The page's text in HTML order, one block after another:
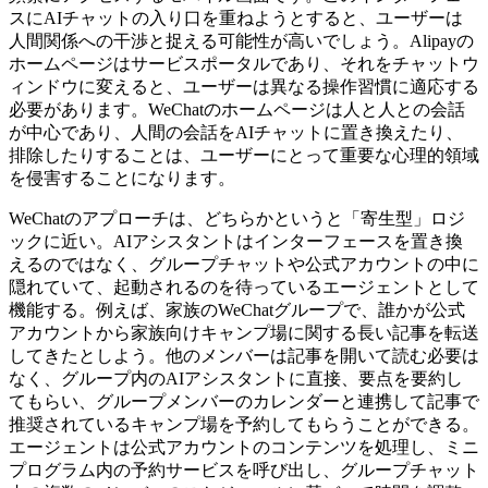
スにAIチャットの入り口を重ねようとすると、ユーザーは
人間関係への干渉と捉える可能性が高いでしょう。Alipayの
ホームページはサービスポータルであり、それをチャットウ
ィンドウに変えると、ユーザーは異なる操作習慣に適応する
必要があります。WeChatのホームページは人と人との会話
が中心であり、人間の会話をAIチャットに置き換えたり、
排除したりすることは、ユーザーにとって重要な心理的領域
を侵害することになります。
WeChatのアプローチは、どちらかというと「寄生型」ロジ
ックに近い。AIアシスタントはインターフェースを置き換
えるのではなく、グループチャットや公式アカウントの中に
隠れていて、起動されるのを待っているエージェントとして
機能する。例えば、家族のWeChatグループで、誰かが公式
アカウントから家族向けキャンプ場に関する長い記事を転送
してきたとしよう。他のメンバーは記事を開いて読む必要は
なく、グループ内のAIアシスタントに直接、要点を要約し
てもらい、グループメンバーのカレンダーと連携して記事で
推奨されているキャンプ場を予約してもらうことができる。
エージェントは公式アカウントのコンテンツを処理し、ミニ
プログラム内の予約サービスを呼び出し、グループチャット